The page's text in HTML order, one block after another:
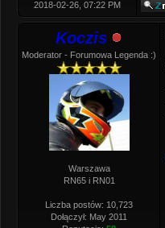
2018-02-26, 07:22 PM
Koczis
Moderator - Forumowa Legenda :)
Warszawa
RN65 i RN01
Liczba postów: 10,723
Dołączył: May 2011